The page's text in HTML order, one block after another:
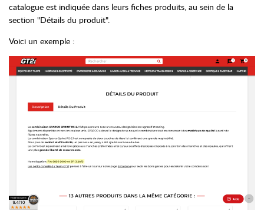
catalogue est indiquée dans leurs fiches produits, au sein de la
section "Détails du produit".
Voici un exemple :